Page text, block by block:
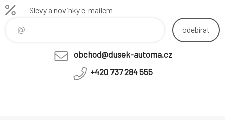
Slevy a novinky e-mailem
odebírat
obchod@dusek-automa.cz
+420 737 284 555